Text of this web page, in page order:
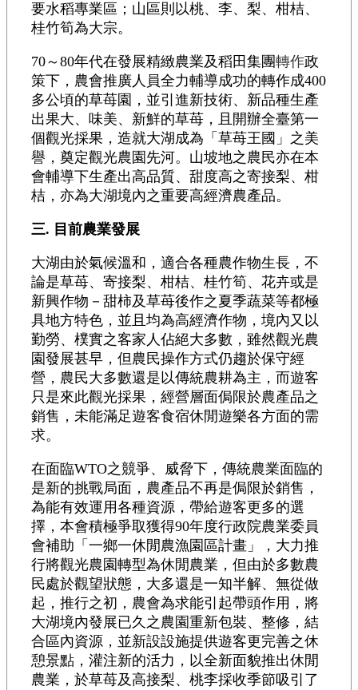
要水稻專業區；山區則以桃、李、梨、柑桔、
桂竹筍為大宗。
70～80年代在發展精緻農業及稻田集團轉作政
策下，農會推廣人員全力輔導成功的轉作成400
多公頃的草苺園，並引進新技術、新品種生產
出果大、味美、新鮮的草苺，且開辦全臺第一
個觀光採果，造就大湖成為「草苺王國」之美
譽，奠定觀光農園先河。山坡地之農民亦在本
會輔導下生產出高品質、甜度高之寄接梨、柑
桔，亦為大湖境內之重要高經濟農產品。
三. 目前農業發展
大湖由於氣候溫和，適合各種農作物生長，不
論是草苺、寄接梨、柑桔、桂竹筍、花卉或是
新興作物－甜柿及草苺後作之夏季蔬菜等都極
具地方特色，並且均為高經濟作物，境內又以
勤勞、樸實之客家人佔絕大多數，雖然觀光農
園發展甚早，但農民操作方式仍趨於保守經
營，農民大多數還是以傳統農耕為主，而遊客
只是來此觀光採果，經營層面侷限於農產品之
銷售，未能滿足遊客食宿休閒遊樂各方面的需
求。
在面臨WTO之競爭、威脅下，傳統農業面臨的
是新的挑戰局面，農產品不再是侷限於銷售，
為能有效運用各種資源，帶給遊客更多的選
擇，本會積極爭取獲得90年度行政院農業委員
會補助「一鄉一休閒農漁園區計畫」，大力推
行將觀光農園轉型為休閒農業，但由於多數農
民處於觀望狀態，大多還是一知半解、無從做
起，推行之初，農會為求能引起帶頭作用，將
大湖境內發展已久之農園重新包裝、整修，結
合區內資源，並新設設施提供遊客更完善之休
憩景點，灌注新的活力，以全新面貌推出休閒
農業，於草苺及高接梨、桃李採收季節吸引了